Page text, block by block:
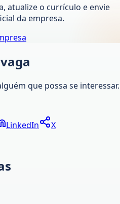
atualize o currículo e envie
da empresa.
que possa se interessar.
LinkedIn X